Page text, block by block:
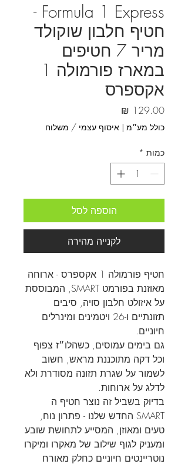
Formula 1 Express -
חטיף חלבון שוקולד
מריר 7 חטיפים
במארז פורמולה 1
אקספרס
כולל מע״מ | איסוף עצמי / משלוח
כמות *
הוספה לסל
לקנייה מהירה
חטיף פורמולה 1 אקספרס - ארוחה
מאוזנת בפורמט SMART, המבוססת
על איזולט חלבון סויה, סיבים
תזונתיים ו-26 ויטמינים ומינרלים
חיוניים.
גם בימים עמוסים, כשהלו״ז צפוף
וכל דקה מתוכננת מראש, חשוב
לשמור על שגרת תזונה מסודרת ולא
לדלג על ארוחות.
בדיוק בשביל זה נוצר חטיף ה
SMART החדש שלנו - פתרון נוח,
טעים ומאוזן, המסייע לתחושת שובע
ומעניק לגוף שילוב של מאקרו ומיקרו
נוטריינטים חיוניים כחלק מאורח